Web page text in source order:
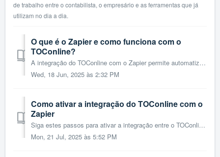
de trabalho entre o contabilista, o empresário e as ferramentas que já
utilizam no dia a dia.
O que é o Zapier e como funciona com o
TOConline?
A integração do TOConline com o Zapier permite automatizar tarefas entre o TOConline e mais de 6.000 aplicações externas, como Gmail, Google Sheets, Googl...
Wed, 18 Jun, 2025 às 2:32 PM
Como ativar a integração do TOConline com o
Zapier
Siga estes passos para ativar a integração entre o TOConline e o Zapier: 1. Criar conta no Zapier (se ainda não tiver) Aceda a zapier.com e registe-se ...
Mon, 21 Jul, 2025 às 5:52 PM